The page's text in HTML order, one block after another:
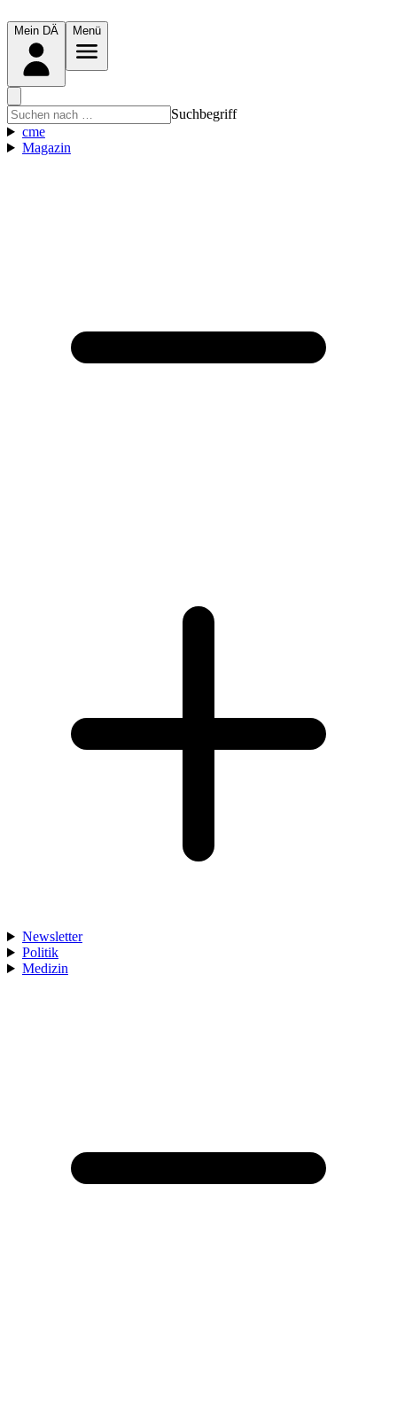
Mein DÄ Menü
Suchbegriff
cme
Magazin
Newsletter
Politik
Medizin